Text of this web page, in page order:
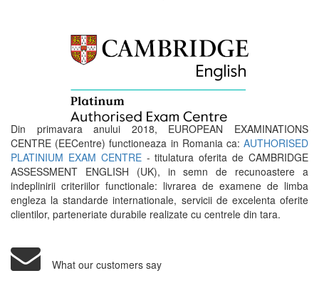
Din primavara anului 2018, EUROPEAN EXAMINATIONS
CENTRE (EECentre) functioneaza in Romania ca: AUTHORISED
PLATINIUM EXAM CENTRE- titulatura oferita de CAMBRIDGE
ASSESSMENT ENGLISH (UK), in semn de recunoastere a
indeplinirii criteriilor functionale: livrarea de examene de limba
engleza la standarde internationale, servicii de excelenta oferite
clientilor, parteneriate durabile realizate cu centrele din tara.
What our customers say